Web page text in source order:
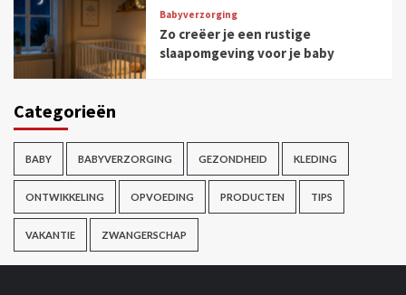
Babyverzorging
Zo creëer je een rustige
slaapomgeving voor je baby
Categorieën
BABY BABYVERZORGING GEZONDHEID KLEDING
ONTWIKKELING OPVOEDING PRODUCTEN TIPS
VAKANTIE ZWANGERSCHAP